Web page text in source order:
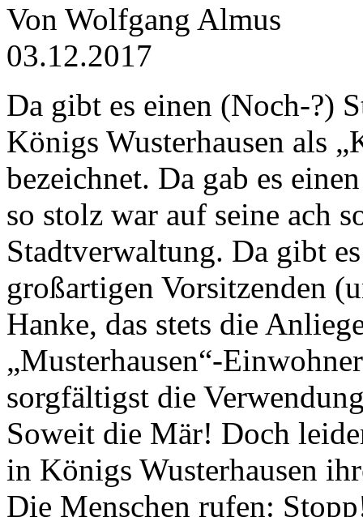
Von Wolfgang Almus
03.12.2017
Da gibt es einen (Noch-?)
Königs Wusterhausen als
bezeichnet. Da gab es
so stolz war auf seine ach
Stadtverwaltung. Da gibt
großartigen Vorsitzenden
Hanke, das stets die
„Musterhausen“-
sorgfältigst die
Soweit die Mär! Doch
in Königs Wusterhausen
Die Menschen rufen: